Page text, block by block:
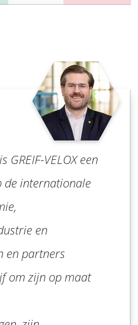
VELOX een
de internationale
en
en partners
om zijn op maat